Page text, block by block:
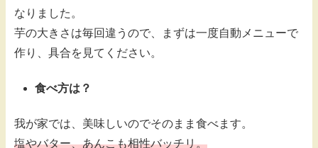
なりました。
芋の大きさは毎回違うので、まずは一度自動メニューで
作り、具合を見てください。
食べ方は？
我が家では、美味しいのでそのまま食べます。
塩やバター、あんこも相性バッチリ。